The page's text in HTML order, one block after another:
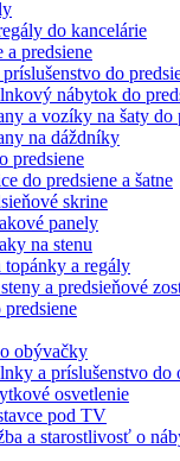
do kancelárie
a predsiene
do
nábytok do
a vozíky na šaty do
na dáždníky
predsiene
do predsiene a šatne
skrine
panely
na stenu
topánky a regály
a predsieňové
obývačky
a príslušenstvo do
osvetlenie
pod TV
a starostlivosť o